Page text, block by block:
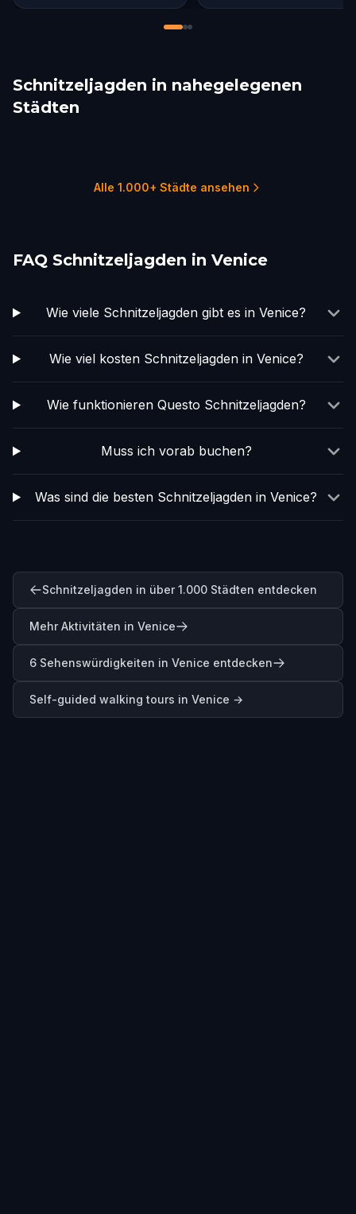
Schnitzeljagden in nahegelegenen
Städten
Alle 1.000+ Städte ansehen
FAQ Schnitzeljagden in Venice
Wie viele Schnitzeljagden gibt es in Venice?
Wie viel kosten Schnitzeljagden in Venice?
Wie funktionieren Questo Schnitzeljagden?
Muss ich vorab buchen?
Was sind die besten Schnitzeljagden in Venice?
Schnitzeljagden in über 1.000 Städten entdecken
Mehr Aktivitäten in Venice
6 Sehenswürdigkeiten in Venice entdecken
Self-guided walking tours in Venice →